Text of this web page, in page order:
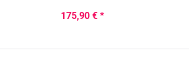
175,90 € *